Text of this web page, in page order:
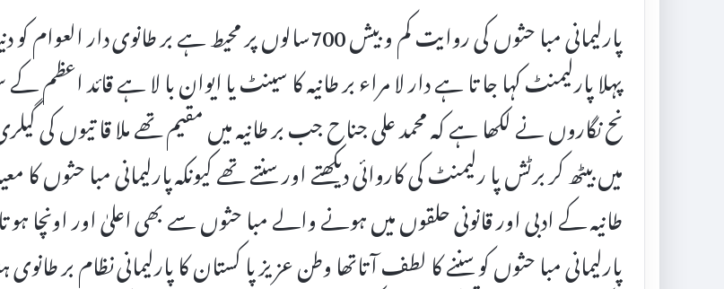
پارلیمانی مبا حثوں کی روایت کم و بیش 700سالوں پر محیط ہے بر طانوی دار العوام
پہلا پارلیمنٹ کہا جا تا ہے دار لا مراء بر طانیہ کا سینٹ یا ایوان با لا ہے قائد اعظم
نح نگاروں نے لکھا ہے کہ محمد علی جناح جب بر طانیہ میں مقیم تھے ملا قا تیوں کی
میں بیٹھ کر برٹش پا رلیمنٹ کی کاروائی دیکھتے اور سنتے تھے کیونکہ پارلیمانی مبا حثوں کا
طانیہ کے ادبی اور قانونی حلقوں میں ہونے والے مبا حثوں سے بھی اعلیٰ اور اونچا ہو
پارلیمانی مبا حثوں کو سننے کا لطف آتاتھا وطن عزیز پا کستان کا پارلیمانی نظام بر طانوی